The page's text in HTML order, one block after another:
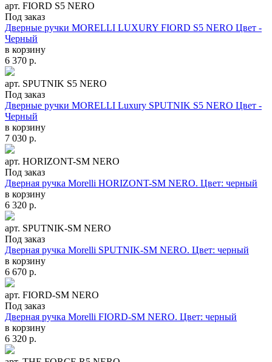
арт. FIORD S5 NERO
Под заказ
Дверные ручки MORELLI LUXURY FIORD S5 NERO Цвет -
Черный
в корзину
6 370 р.
арт. SPUTNIK S5 NERO
Под заказ
Дверные ручки MORELLI Luxury SPUTNIK S5 NERO Цвет -
Черный
в корзину
7 030 р.
арт. HORIZONT-SM NERO
Под заказ
Дверная ручка Morelli HORIZONT-SM NERO. Цвет: черный
в корзину
6 320 р.
арт. SPUTNIK-SM NERO
Под заказ
Дверная ручка Morelli SPUTNIK-SM NERO. Цвет: черный
в корзину
6 670 р.
арт. FIORD-SM NERO
Под заказ
Дверная ручка Morelli FIORD-SM NERO. Цвет: черный
в корзину
6 320 р.